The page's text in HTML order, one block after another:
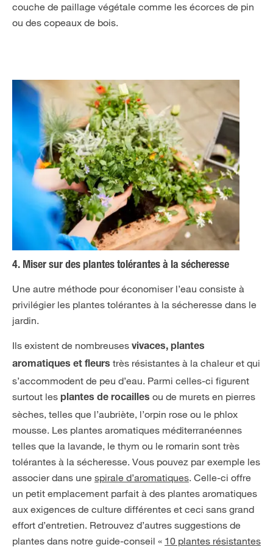
couche de paillage végétale comme les écorces de pin
ou des copeaux de bois.
4. Miser sur des plantes tolérantes à la sécheresse
Une autre méthode pour économiser l’eau consiste à
privilégier les plantes tolérantes à la sécheresse dans le
jardin.
Ils existent de nombreuses vivaces, plantes
aromatiques et fleurs très résistantes à la chaleur et qui
s’accommodent de peu d’eau. Parmi celles-ci figurent
surtout les plantes de rocailles ou de murets en pierres
sèches, telles que l’aubriète, l’orpin rose ou le phlox
mousse. Les plantes aromatiques méditerranéennes
telles que la lavande, le thym ou le romarin sont très
tolérantes à la sécheresse. Vous pouvez par exemple les
associer dans une spirale d’aromatiques. Celle-ci offre
un petit emplacement parfait à des plantes aromatiques
aux exigences de culture différentes et ceci sans grand
effort d’entretien. Retrouvez d’autres suggestions de
plantes dans notre guide-conseil « 10 plantes résistantes